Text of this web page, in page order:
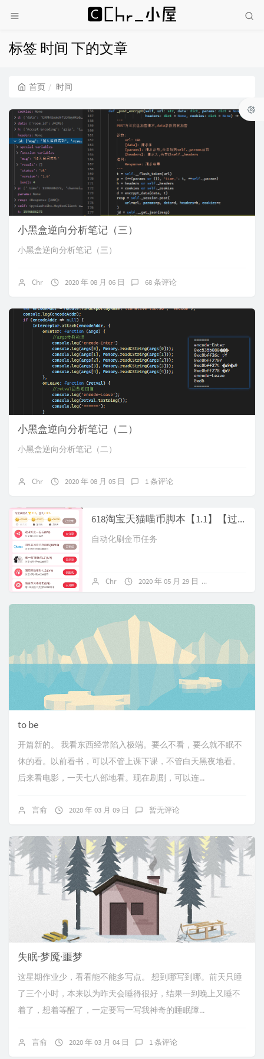
标签 时间 下的文章
首页 时间
小黑盒逆向分析笔记（三）
小黑盒逆向分析笔记（三）
Chr 2020 年 08 月 06 日 68 条评论
小黑盒逆向分析笔记（二）
小黑盒逆向分析笔记（二）
Chr 2020 年 08 月 05 日 1 条评论
618淘宝天猫喵币脚本【1.1】【过期】
自动化刷金币任务
Chr 2020 年 05 月 29 日
to be
开篇新的。 我看东西经常陷入极端。要么不看，要么就不眠不
休的看。以前看书，可以不管上课下课，不管白天黑夜地看。
后来看电影，一天七八部地看。现在刷剧，可以连...
言俞 2020 年 03 月 09 日 暂无评论
失眠·梦魇·噩梦
这星期作业少，看看能不能多写点。 想到哪写到哪。前天只睡
了三个小时，本来以为昨天会睡得很好，结果一到晚上又睡不
着了，想着等醒了，一定要写一写我神奇的睡眠障...
言俞 2020 年 03 月 04 日 1 条评论